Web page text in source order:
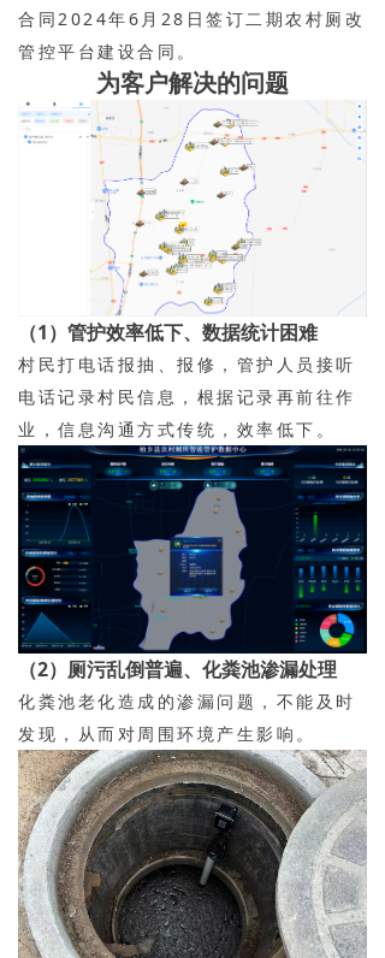
合同2024年6月28日签订二期农村厕改
管控平台建设合同。
为客户解决的问题
（1）管护效率低下、数据统计困难
村民打电话报抽、报修，管护人员接听
电话记录村民信息，根据记录再前往作
业，信息沟通方式传统，效率低下。
（2）厕污乱倒普遍、化粪池渗漏处理
化粪池老化造成的渗漏问题，不能及时
发现，从而对周围环境产生影响。